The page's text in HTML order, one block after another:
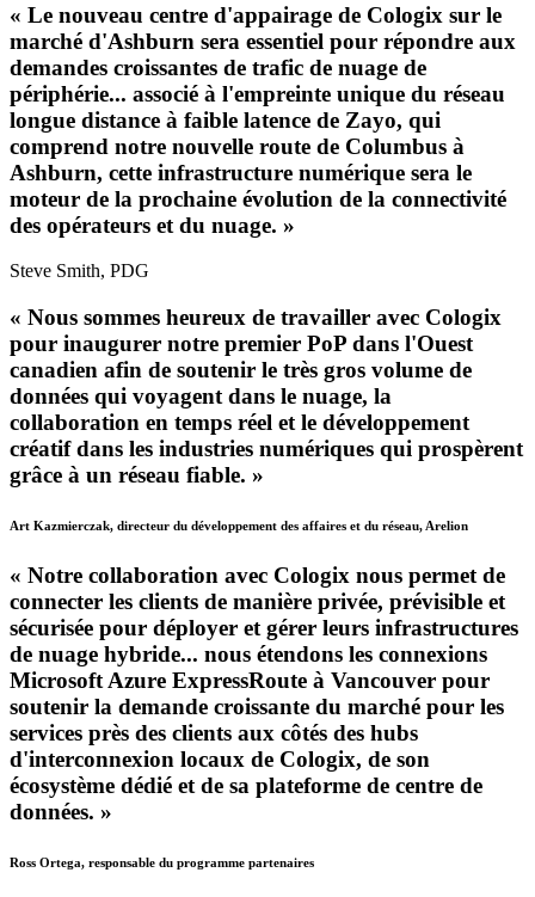
« Le nouveau centre d'appairage de Cologix sur le
marché d'Ashburn sera essentiel pour répondre aux
demandes croissantes de trafic de nuage de
périphérie... associé à l'empreinte unique du réseau
longue distance à faible latence de Zayo, qui
comprend notre nouvelle route de Columbus à
Ashburn, cette infrastructure numérique sera le
moteur de la prochaine évolution de la connectivité
des opérateurs et du nuage. »
Steve Smith, PDG
« Nous sommes heureux de travailler avec Cologix
pour inaugurer notre premier PoP dans l'Ouest
canadien afin de soutenir le très gros volume de
données qui voyagent dans le nuage, la
collaboration en temps réel et le développement
créatif dans les industries numériques qui prospèrent
grâce à un réseau fiable. »
Art Kazmierczak, directeur du développement des affaires et du réseau, Arelion
« Notre collaboration avec Cologix nous permet de
connecter les clients de manière privée, prévisible et
sécurisée pour déployer et gérer leurs infrastructures
de nuage hybride... nous étendons les connexions
Microsoft Azure ExpressRoute à Vancouver pour
soutenir la demande croissante du marché pour les
services près des clients aux côtés des hubs
d'interconnexion locaux de Cologix, de son
écosystème dédié et de sa plateforme de centre de
données. »
Ross Ortega, responsable du programme partenaires